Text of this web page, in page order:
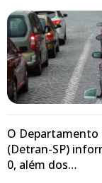
O Departamento
(Detran-SP)
0, além dos…